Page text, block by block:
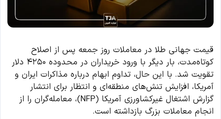
قیمت جهانی طلا در معاملات روز جمعه پس از اصلاح
کوتاه‌مدت، بار دیگر با ورود خریداران در محدوده ۴۲۵۰ دلار
تقویت شد. با این حال، تداوم ابهام درباره مذاکرات ایران و
آمریکا، افزایش تنش‌های منطقه‌ای و انتظار برای انتشار
گزارش اشتغال غیرکشاورزی آمریکا (NFP)، معامله‌گران را از
انجام معاملات بزرگ بازداشته است.